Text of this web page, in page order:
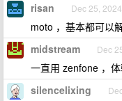
risan Dec 25, 2024
moto ，基本都可以
midstream Dec
一直用 zenfone ，
silencelixing